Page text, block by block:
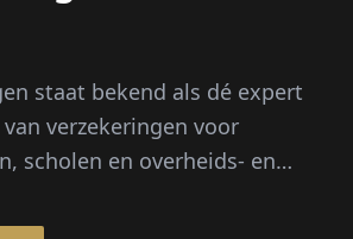
staat bekend als dé expert
verzekeringen voor
scholen en overheids- en